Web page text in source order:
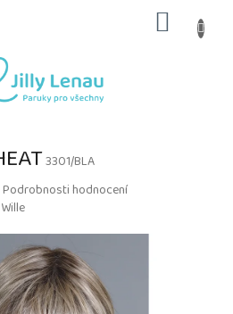
KOŠÍK
3301/BLA
Podrobnosti hodnocení